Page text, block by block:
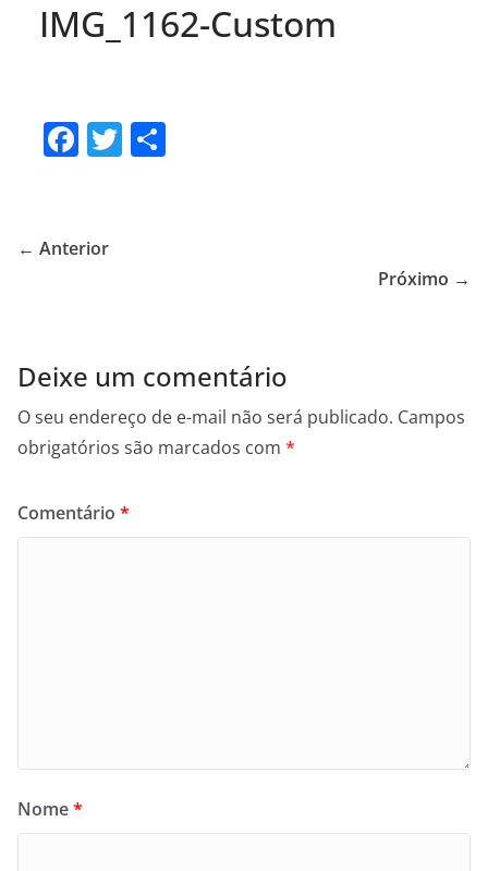
IMG_1162-Custom
F
e
k
T
← Anterior
Próximo →
Deixe um comentário
O seu endereço de e-mail não será publicado. Campos
obrigatórios são marcados com *
Comentário *
Nome*